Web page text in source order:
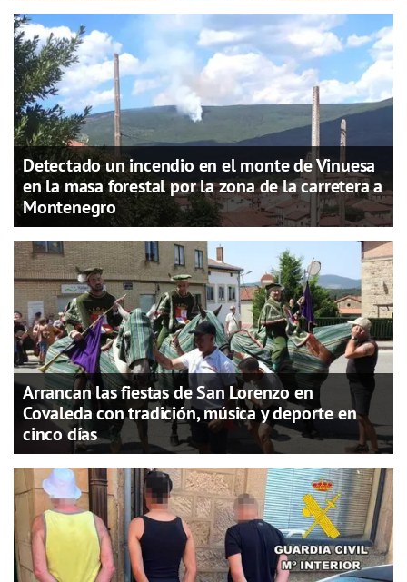
Detectado un incendio en el monte de Vinuesa
en la masa forestal por la zona de la carretera a
Montenegro
Arrancan las fiestas de San Lorenzo en
Covaleda con tradición, música y deporte en
cinco días